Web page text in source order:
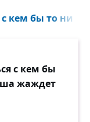
с кем бы то ни
с кем бы
жаждет